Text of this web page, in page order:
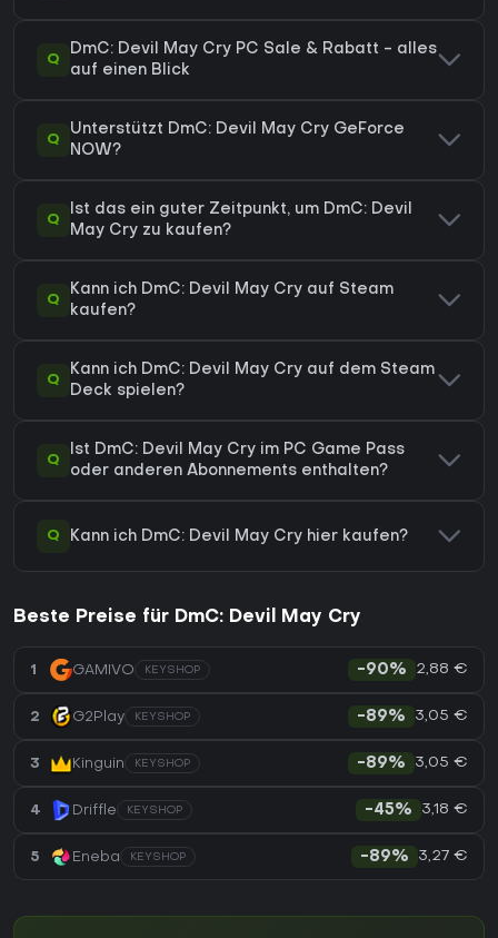
Q
DmC: Devil May Cry PC Sale & Rabatt - alles
auf einen Blick
Q
Unterstützt DmC: Devil May Cry GeForce
NOW?
Q
Ist das ein guter Zeitpunkt, um DmC: Devil
May Cry zu kaufen?
Q
Kann ich DmC: Devil May Cry auf Steam
kaufen?
Q
Kann ich DmC: Devil May Cry auf dem Steam
Deck spielen?
Q
Ist DmC: Devil May Cry im PC Game Pass
oder anderen Abonnements enthalten?
Q Kann ich DmC: Devil May Cry hier kaufen?
Beste Preise für DmC: Devil May Cry
1 GAMIVO KEYSHOP -90% 2,88 €
2 G2Play KEYSHOP -89% 3,05 €
3 Kinguin KEYSHOP -89% 3,05 €
4 Driffle KEYSHOP -45% 3,18 €
5 Eneba KEYSHOP -89% 3,27 €